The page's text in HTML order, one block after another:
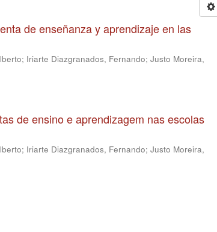
de enseñanza y aprendizaje en las
; Iriarte Diazgranados, Fernando; Justo Moreira,
de ensino e aprendizagem nas escolas
; Iriarte Diazgranados, Fernando; Justo Moreira,